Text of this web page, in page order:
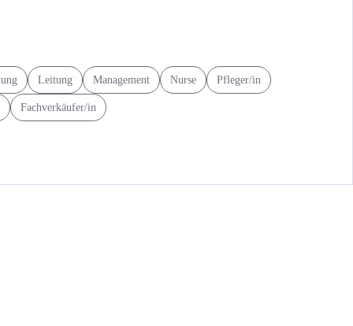
Leitung Management Nurse Pfleger/in
Fachverkäufer/in